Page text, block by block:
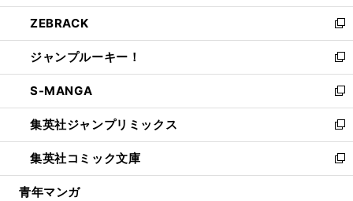
開
く
ウ
で
開
く
ン
ド
ウ
で
開
く
ウ
ィ
ン
ド
ウ
で
開
く
し
い
ウ
ィ
ン
ド
ウ
で
開
く
ZEBRACK
新
し
い
ウ
ィ
ン
ド
ウ
で
開
ジャンプルーキー！
新
し
い
ウ
ィ
ン
ド
ウ
S-MANGA
新
し
い
ウ
ィ
ン
集英社ジャンプリミックス
新
し
い
ウ
集英社コミック文庫
新
し
青年マンガ